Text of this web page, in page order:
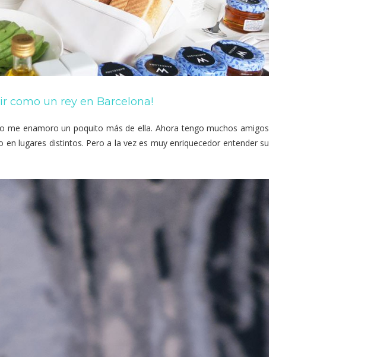
como un rey en Barcelona!
me enamoro un poquito más de ella. Ahora tengo muchos amigos
lugares distintos. Pero a la vez es muy enriquecedor entender su